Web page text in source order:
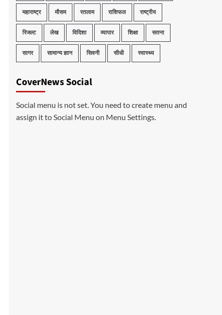
महाराष्ट्र मौसम रतलाम राशिफल राष्ट्रीय
रिजल्ट लेख विदिशा व्यापार शिक्षा सतना
सागर सामान्य ज्ञान सिवनी सीधी स्वास्थ्य
CoverNews Social
Social menu is not set. You need to create menu and
assign it to Social Menu on Menu Settings.